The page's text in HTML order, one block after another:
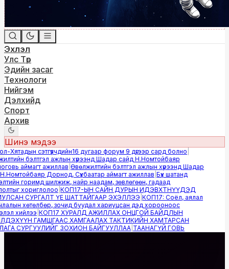
Эхлэл
Улс Төр
Эдийн засаг
Технологи
Нийгэм
Дэлхийд
Спорт
Архив
Шинэ мэдээ
сэтгүүлчдийн16 дугаар форум 9 дүгээр сард болно|
бэлтгэл ажлын хүрээнд Шадар сайд Н.Номтойбаяр
аймагт ажиллав|Өвөлжилтийн бэлтгэл ажлын хүрээнд Шадар
Дорнод, Сүхбаатар аймагт ажиллав|Бүх шатанд
горимд шилжиж, найр наадам, зөвлөгөөн, гадаад
хориглолоо|КОП17-ЫН САЙН ДУРЫН ИДЭВХТНҮҮДЭД
СУРГАЛТ ҮЕ ШАТТАЙГААР ЭХЭЛЛЭЭ|КОП17: Соёл, аялал
хөтөлбөр, зочид буудал хариуцсан дэд хорооноос
хийлээ|КОП17 ХУРАЛД АЖИЛЛАХ ОНЦГОЙ БАЙДЛЫН
ГАМШГААС ХАМГААЛАХ ТАКТИКИЙН ХАМТАРСАН
СУРГУУЛИЙГ ЗОХИОН БАЙГУУЛЛАА|ТААНАГҮЙ ГОВЬ